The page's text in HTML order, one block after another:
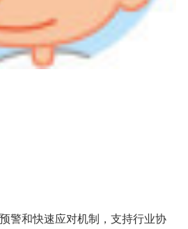
警和快速应对机制，支持行业协